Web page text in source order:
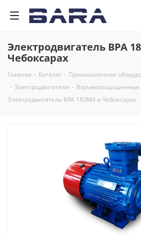
Электродвигатель ВРА
Чебоксарах
Главная - Каталог - Промышленное
- Электродвигатели - Взрывозащищенные
Электродвигатель ВРА 180M4 в Чебоксарах